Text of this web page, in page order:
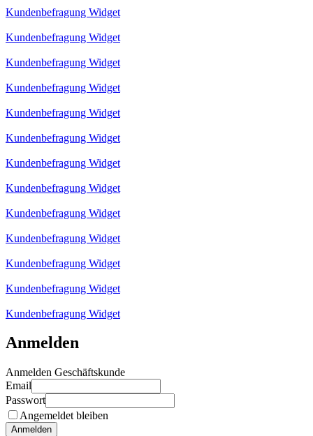
Kundenbefragung Widget
Kundenbefragung Widget
Kundenbefragung Widget
Kundenbefragung Widget
Kundenbefragung Widget
Kundenbefragung Widget
Kundenbefragung Widget
Kundenbefragung Widget
Kundenbefragung Widget
Kundenbefragung Widget
Kundenbefragung Widget
Kundenbefragung Widget
Kundenbefragung Widget
Anmelden
Anmelden Geschäftskunde
Email
Passwort
Angemeldet bleiben
Anmelden